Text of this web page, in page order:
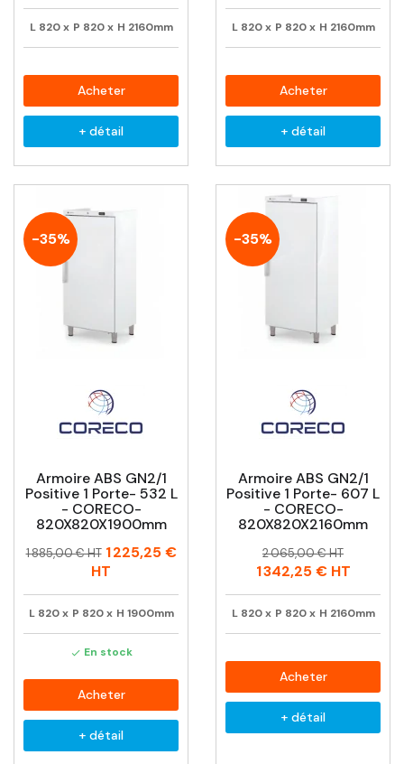
L 820 x P 820 x H 2160mm
Acheter
+ détail
L 820 x P 820 x H 2160mm
Acheter
+ détail
-35%
Armoire ABS GN2/1
Positive 1 Porte- 532 L
- CORECO-
820X820X1900mm
Prix
Prix
1 885,00 € HT 1 225,25 €
HT
L 820 x P 820 x H 1900mm
 En stock
Acheter
+ détail
-35%
Armoire ABS GN2/1
Positive 1 Porte- 607 L
- CORECO-
820X820X2160mm
Prix
Prix
habituel
2 065,00 € HT
1 342,25 €HT
L 820 x P 820 x H 2160mm
Acheter
+ détail